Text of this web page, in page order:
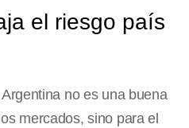
el riesgo país
no es una buena
mercados, sino para el